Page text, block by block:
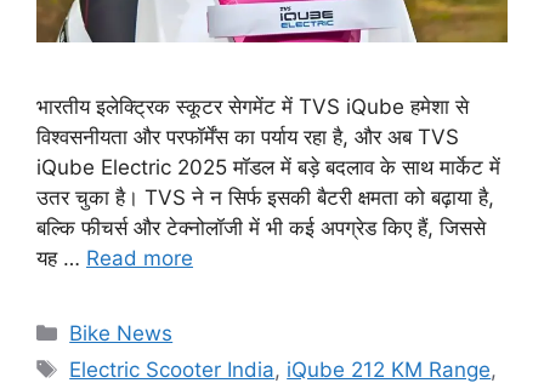
भारतीय इलेक्ट्रिक स्कूटर सेगमेंट में TVS iQube हमेशा से
विश्वसनीयता और परफॉर्मेंस का पर्याय रहा है, और अब TVS
iQube Electric 2025 मॉडल में बड़े बदलाव के साथ मार्केट में
उतर चुका है। TVS ने न सिर्फ इसकी बैटरी क्षमता को बढ़ाया है,
बल्कि फीचर्स और टेक्नोलॉजी में भी कई अपग्रेड किए हैं, जिससे
यह … Read more
Categories
Bike News
Tags
Electric Scooter India, iQube 212 KM Range,